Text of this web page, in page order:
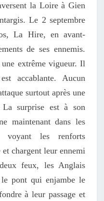
la Loire à Gien
Le 2 septembre
La Hire, en avant-
de ses ennemis.
extrême vigueur. Il
accablante. Aucun
surtout après une
surprise est à son
maintenant dans les
voyant les renforts
chargent leur ennemi
feux, les Anglais
pont qui enjambe le
à leur passage et